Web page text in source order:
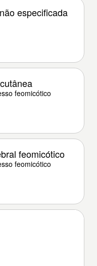
especificada
feomicótico
feomicótico
feomicótico